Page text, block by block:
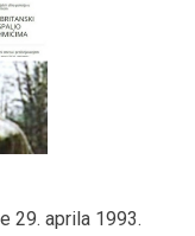
29. aprila 1993.